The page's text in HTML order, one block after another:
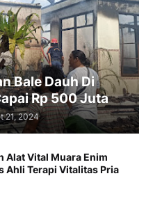
Bale Dauh Di
Rp 500 Juta
21, 2024
Alat Vital Muara Enim
Ahli Terapi Vitalitas Pria